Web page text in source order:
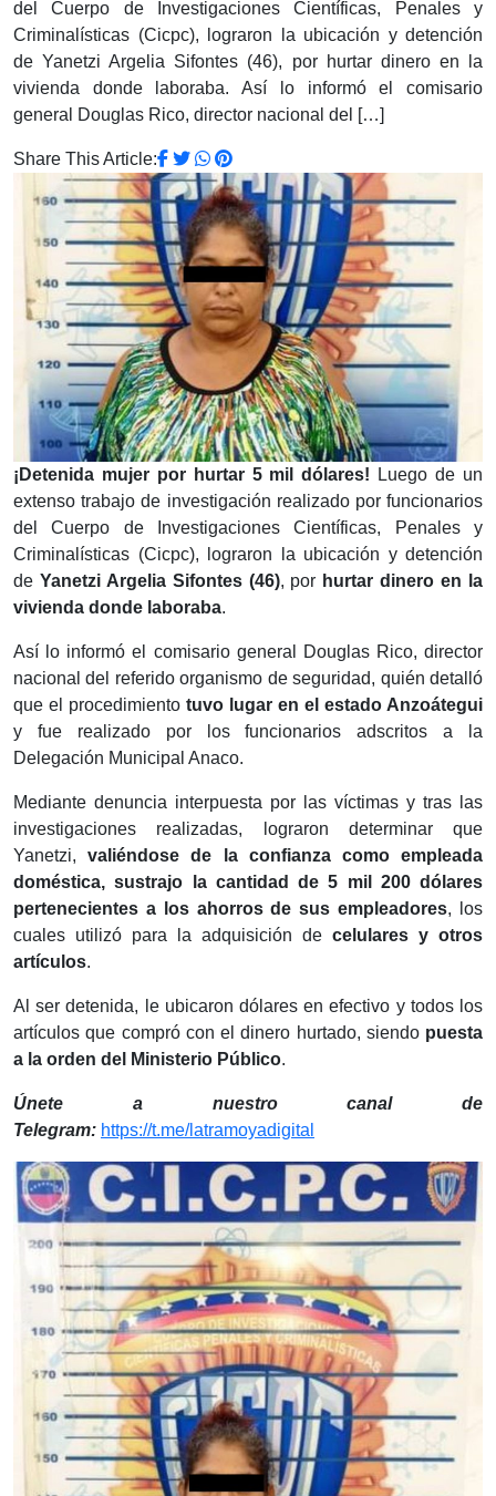
del Cuerpo de Investigaciones Científicas, Penales y
Criminalísticas (Cicpc), lograron la ubicación y detención
de Yanetzi Argelia Sifontes (46), por hurtar dinero en la
vivienda donde laboraba. Así lo informó el comisario
general Douglas Rico, director nacional del […]
Share This Article:
¡Detenida mujer por hurtar 5 mil dólares! Luego de un
extenso trabajo de investigación realizado por funcionarios
del Cuerpo de Investigaciones Científicas, Penales y
Criminalísticas (Cicpc), lograron la ubicación y detención
de Yanetzi Argelia Sifontes (46), por hurtar dinero en la
vivienda donde laboraba.
Así lo informó el comisario general Douglas Rico, director
nacional del referido organismo de seguridad, quién detalló
que el procedimiento tuvo lugar en el estado Anzoátegui
y fue realizado por los funcionarios adscritos a la
Delegación Municipal Anaco.
Mediante denuncia interpuesta por las víctimas y tras las
investigaciones realizadas, lograron determinar que
Yanetzi,valiéndose de la confianza como empleada
doméstica, sustrajo la cantidad de 5 mil 200 dólares
pertenecientes a los ahorros de sus empleadores, los
cuales utilizó para la adquisición de celulares y otros
artículos.
Al ser detenida, le ubicaron dólares en efectivo y todos los
artículos que compró con el dinero hurtado, siendo puesta
a la orden del Ministerio Público.
Únete a nuestro canal de
Telegram: https://t.me/latramoyadigital